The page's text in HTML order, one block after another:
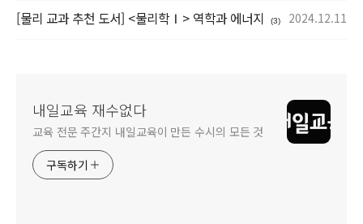
[물리 교과 추천 도서] <물리학Ⅰ> 역학과 에너지 (3) 2024.12.11
내일교육 재수없다
교육 전문 주간지 내일교육이 만든 수시의 모든 것
구독하기